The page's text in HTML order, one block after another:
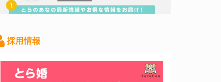
採用情報